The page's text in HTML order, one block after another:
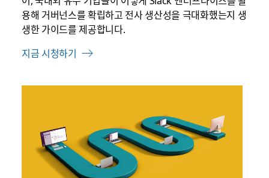
용해 거버넌스를 확립하고 전사 생산성을 극대화했는지 생
생한 가이드를 제공합니다.
지금 시청하기